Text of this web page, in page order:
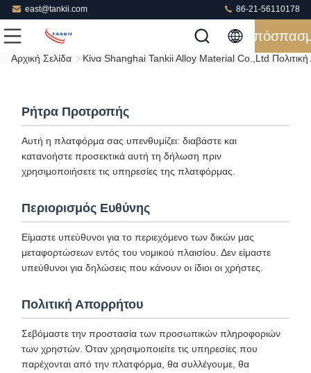
east@tankii.com 86-21-56110178
Αρχική Σελίδα Κίνα Shanghai Tankii Alloy Material Co.,Ltd
Ρήτρα Προτροπής
Αυτή η πλατφόρμα σας υπενθυμίζει: διαβάστε και
κατανοήστε προσεκτικά αυτή τη δήλωση πριν
χρησιμοποιήσετε τις υπηρεσίες της πλατφόρμας.
Περιορισμός Ευθύνης
Είμαστε υπεύθυνοι για το περιεχόμενο των δικών μας
μεταφορτώσεων εντός του νομικού πλαισίου. Δεν είμαστε
υπεύθυνοι για δηλώσεις που κάνουν οι ίδιοι οι χρήστες.
Πολιτική Απορρήτου
Σεβόμαστε την προστασία των προσωπικών πληροφοριών
των χρηστών. Όταν χρησιμοποιείτε τις υπηρεσίες που
παρέχονται από την πλατφόρμα, θα συλλέγουμε, θα